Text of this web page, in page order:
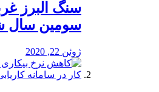
سنگ البرز
سومین سال
ژوئن 22, 2020